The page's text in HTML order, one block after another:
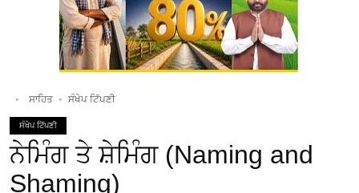
ਸਾਹਿਤ ਸੰਖੇਪ ਟਿੱਪਣੀ
ਸੰਖੇਪ ਟਿੱਪਣੀ
ਨੇਮਿੰਗ ਤੇ ਸ਼ੇਮਿੰਗ (Naming and
Shaming)